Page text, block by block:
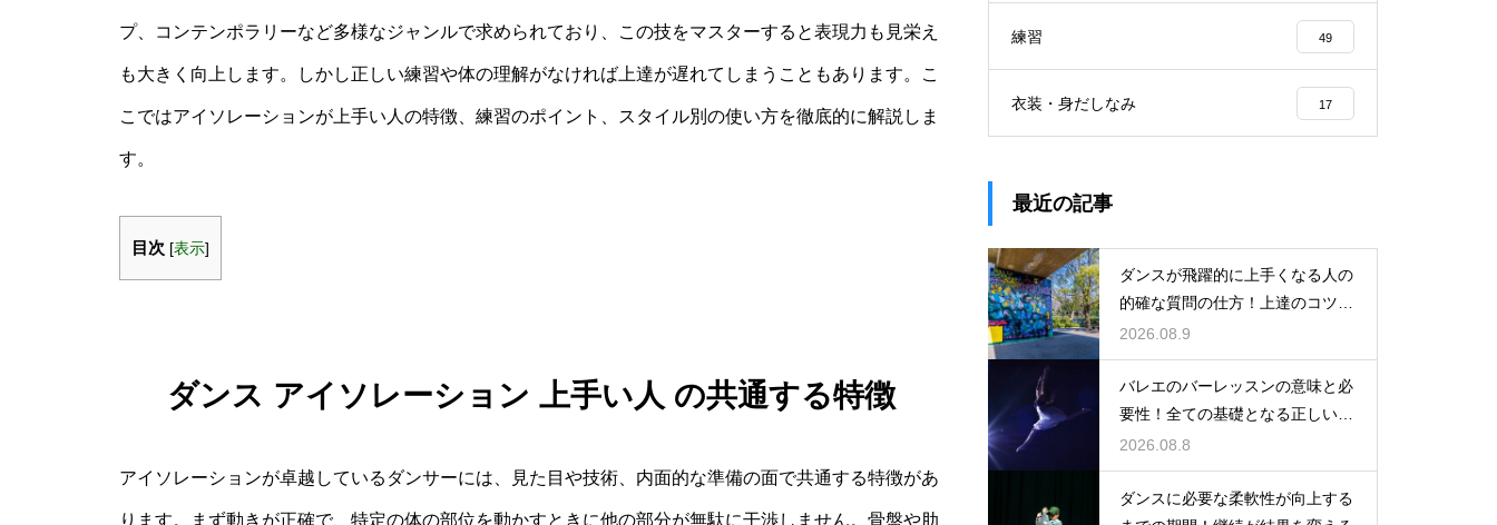
プ、コンテンポラリーなど多様なジャンルで求められており、この技をマスターすると表現力も見栄え
も大きく向上します。しかし正しい練習や体の理解がなければ上達が遅れてしまうこともあります。こ
こではアイソレーションが上手い人の特徴、練習のポイント、スタイル別の使い方を徹底的に解説しま
す。
目次 [表示]
ダンス アイソレーション 上手い人 の共通する特徴
アイソレーションが卓越しているダンサーには、見た目や技術、内面的な準備の面で共通する特徴があ
ります。まず動きが正確で、特定の体の部位を動かすときに他の部分が無駄に干渉しません。骨盤や肋
練習 49
衣装・身だしなみ 17
最近の記事
ダンスが飛躍的に上手くなる人の
的確な質問の仕方！上達のコツを
引き出す
2026.08.9
バレエのバーレッスンの意味と必
要性！全ての基礎となる正しい姿
勢と軸を
2026.08.8
ダンスに必要な柔軟性が向上する